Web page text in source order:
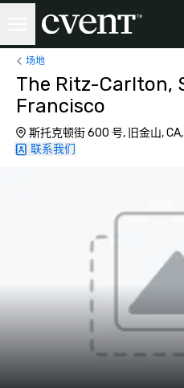
场地
The Ritz-Carlton,
Francisco
斯托克顿街 600 号, 旧金山,
联系我们